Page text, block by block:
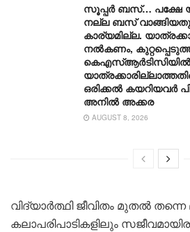
സൂപ്പർ ബസ്… പക്ഷേ
നല്ല ബസ്
കാര്യമില്ല.
നല്‍കണം,
കെഎസ്ആര്‍ടിസിയില്‍
ഒരിക്കല്‍ കയറിയവര്‍
അനില്‍ അക്കര
AUGUST 8, 2026
വിദ്യാർത്ഥി ജീവിതം മുതൽ തന്നെ
കലാപരിപാടികളിലും